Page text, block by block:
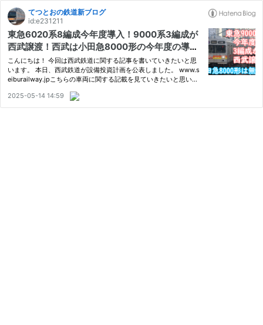
てつとおの鉄道新ブログ
id:e231211
東急6020系8編成今年度導入！9000系3編成が
西武譲渡！西武は小田急8000形の今年度の導入
は無しか？西武&東急設備投資計画2025公表
こんにちは！ 今回は西武鉄道に関する記事を書いていきたいと思
います。 本日、西武鉄道が設備投資計画を公表しました。 www.s
eiburailway.jpこちらの車両に関する記載を見ていきたいと思いま
0000系 3編成24両（8編成×3編成） 東急9000系 3編成 山口線新
型…
2025-05-14 14:59